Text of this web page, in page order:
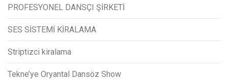
PROFESYONEL DANSÇI ŞİRKETİ
SES SİSTEMİ KİRALAMA
Striptizci kiralama
Tekne’ye Oryantal Dansöz Show